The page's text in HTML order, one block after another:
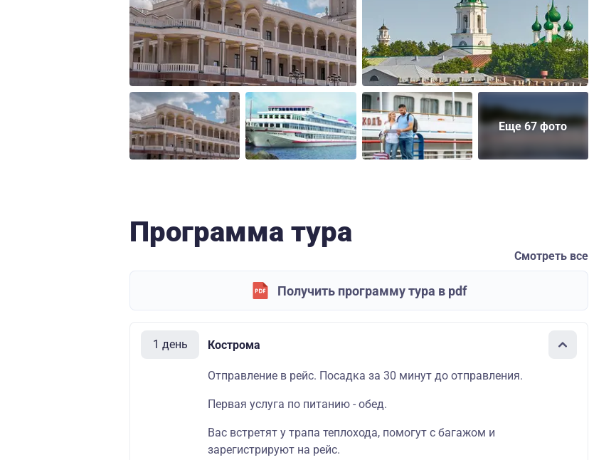
Еще 67 фото
Программа тура
Смотреть все
Получить программу тура в pdf
1 день Кострома
Отправление в рейс. Посадка за 30 минут до отправления.
Первая услуга по питанию - обед.
Вас встретят у трапа теплохода, помогут с багажом и
зарегистрируют на рейс.